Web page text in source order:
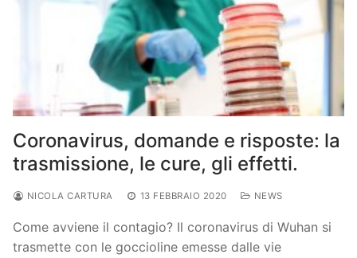
Coronavirus, domande e risposte: la
trasmissione, le cure, gli effetti.
NICOLA CARTURA 13 FEBBRAIO 2020 NEWS
Come avviene il contagio? Il coronavirus di Wuhan si
trasmette con le goccioline emesse dalle vie